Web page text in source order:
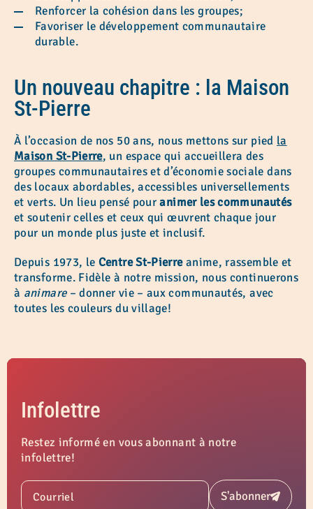
Renforcer la cohésion dans les groupes;
Favoriser le développement communautaire
durable.
Un nouveau chapitre : la Maison
St-Pierre
À l’occasion de nos 50 ans, nous mettons sur pied la
Maison St-Pierre, un espace qui accueillera des
groupes communautaires et d’économie sociale dans
des locaux abordables, accessibles universellements
et verts. Un lieu pensé pouranimer les communautés
et soutenir celles et ceux qui œuvrent chaque jour
pour un monde plus juste et inclusif.
Depuis 1973, le Centre St-Pierreanime, rassemble et
transforme. Fidèle à notre mission, nous continuerons
à animare– donner vie – aux communautés, avec
toutes les couleurs du village!
Infolettre
Restez informé en vous abonnant à notre
infolettre!
Courriel S'abonnerSoumettre